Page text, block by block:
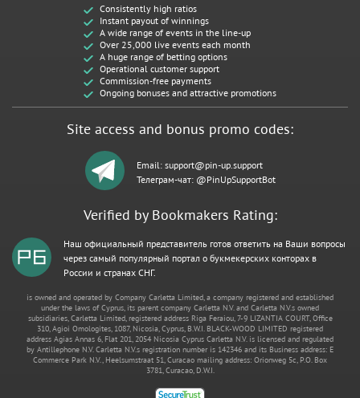
Consistently high ratios
Instant payout of winnings
A wide range of events in the line-up
Over 25,000 live events each month
A huge range of betting options
Operational customer support
Commission-free payments
Ongoing bonuses and attractive promotions
Site access and bonus promo codes:
Email: support@pin-up.support
Телеграм-чат: @PinUpSupportBot
Verified by Bookmakers Rating:
Наш официальный представитель готов ответить на Ваши вопросы
через самый популярный портал о букмекерских конторах в
России и странах СНГ.
is owned and operated by Company Carletta Limited, a company registered and established
under the laws of Cyprus, its parent company Carletta N.V. and Carletta N.V.s owned
subsidiaries, Carletta Limited, registered address Riga Feraiou, 7-9 LIZANTIA COURT, Office
310, Agioi Omologites, 1087, Nicosia, Cyprus, B.W.I. BLACK-WOOD LIMITED registered
address Agias Annas 6, Flat 201, 2054 Nicosia Cyprus Carletta N.V. is licensed and regulated
by Antillephone N.V. Carletta N.V.s registration number is 142346 and its Business address: E
Commerce Park N.V., Heelsumstraat 51, Curacao mailing address: Orionweg 5c, P.O. Box
3781, Curacao, D.W.I.